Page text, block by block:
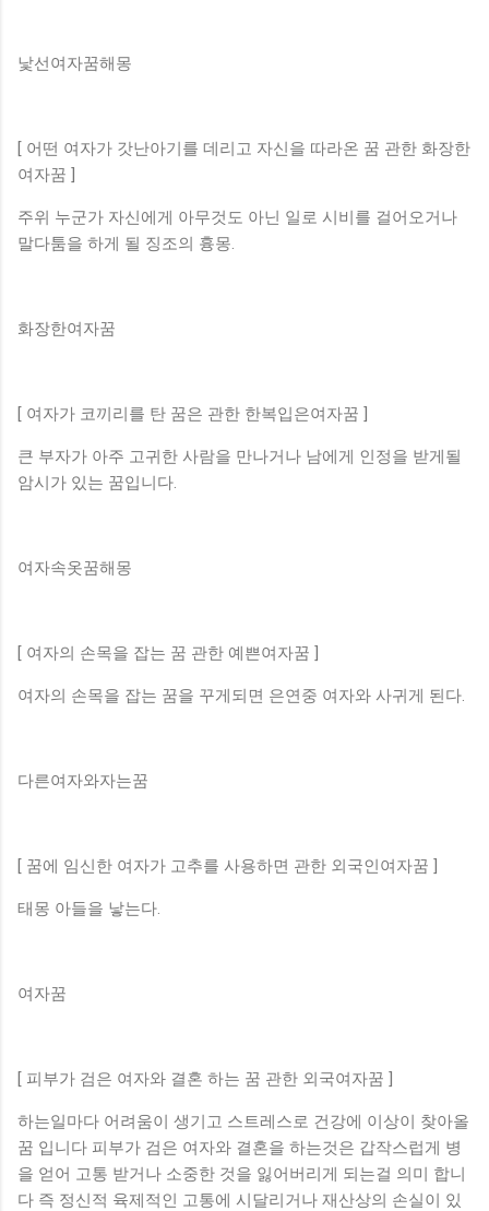
낯선여자꿈해몽
[ 어떤 여자가 갓난아기를 데리고 자신을 따라온 꿈 관한 화장한
여자꿈 ]
주위 누군가 자신에게 아무것도 아닌 일로 시비를 걸어오거나
말다툼을 하게 될 징조의 흉몽.
화장한여자꿈
[ 여자가 코끼리를 탄 꿈은 관한 한복입은여자꿈 ]
큰 부자가 아주 고귀한 사람을 만나거나 남에게 인정을 받게될
암시가 있는 꿈입니다.
여자속옷꿈해몽
[ 여자의 손목을 잡는 꿈 관한 예쁜여자꿈 ]
여자의 손목을 잡는 꿈을 꾸게되면 은연중 여자와 사귀게 된다.
다른여자와자는꿈
[ 꿈에 임신한 여자가 고추를 사용하면 관한 외국인여자꿈 ]
태몽 아들을 낳는다.
여자꿈
[ ​피부가 검은 여자와 결혼 하는 꿈 관한 외국여자꿈 ]
하는일마다 어려움이 생기고 스트레스로 건강에 이상이 찾아올
꿈 입니다 피부가 검은 여자와 결혼을 하는것은 갑작스럽게 병
을 얻어 고통 받거나 소중한 것을 잃어버리게 되는걸 의미 합니
다 즉 정신적 육제적인 고통에 시달리거나 재산상의 손실이 있